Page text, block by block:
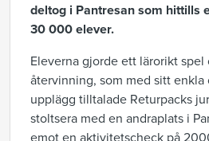
deltog i Pantresan som hittills
30 000 elever.
Eleverna gjorde ett lärorikt
återvinning, som med sitt enkla
upplägg tilltalade Returpacks
stoltsera med en andraplats i
emot en aktivitetscheck på